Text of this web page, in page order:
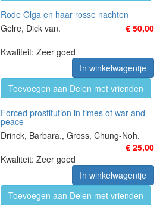
Rode Olga en haar rosse nachten
Gelre, Dick van.
€ 50,00
Kwaliteit: Zeer goed
In winkelwagentje
Toevoegen aan Delen met vrienden
Forced prostitution in times of war and
peace
Drinck, Barbara., Gross, Chung-Noh.
€ 25,00
Kwaliteit: Zeer goed
In winkelwagentje
Toevoegen aan Delen met vrienden